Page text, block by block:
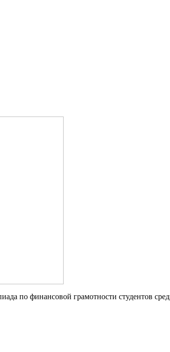
по финансовой грамотности студентов